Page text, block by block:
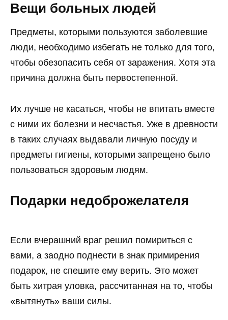
Вещи больных людей
Предметы, которыми пользуются заболевшие
люди, необходимо избегать не только для того,
чтобы обезопасить себя от заражения. Хотя эта
причина должна быть первостепенной.
Их лучше не касаться, чтобы не впитать вместе
с ними их болезни и несчастья. Уже в древности
в таких случаях выдавали личную посуду и
предметы гигиены, которыми запрещено было
пользоваться здоровым людям.
Подарки недоброжелателя
Если вчерашний враг решил помириться с
вами, а заодно поднести в знак примирения
подарок, не спешите ему верить. Это может
быть хитрая уловка, рассчитанная на то, чтобы
«вытянуть» ваши силы.